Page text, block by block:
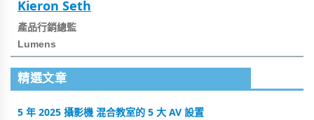
Kieron Seth
產品行銷總監
Lumens
精選文章
5 年 2025 攝影機 混合教室的 5 大 AV 設置